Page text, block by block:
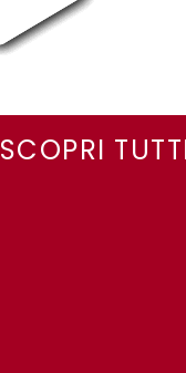
SCOPRI